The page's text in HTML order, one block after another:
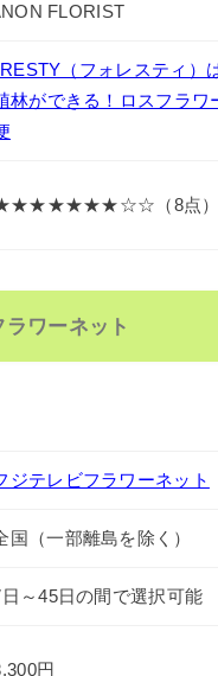
FLORIST
（フォレスティ）
林ができる！ロスフラワ
（8点）
ワーネット
ジテレビフラワーネット
国（一部離島を除く）
～45日の間で選択可能
円